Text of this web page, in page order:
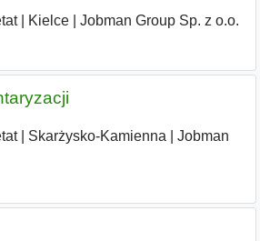
| Kielce| Jobman Group Sp. z o.o.
| Skarżysko-Kamienna
Jobman